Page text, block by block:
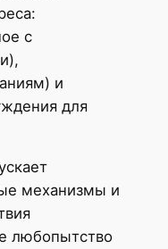
с
и
для
механизмы и
любопытство